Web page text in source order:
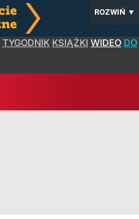
ROZWIŃ ▼
TYGODNIK KSIĄŻKI WIDEO DO